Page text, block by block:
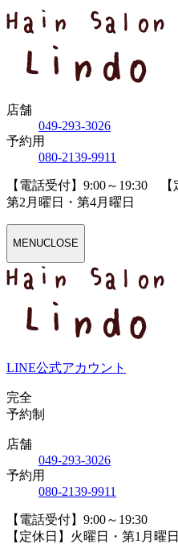
店舗
049-293-3026
予約用
080-2139-9911
【電話受付】9:00～19:30
第2月曜日・第4月曜日
MENUCLOSE
LINE公式アカウント
完全
予約制
店舗
049-293-3026
予約用
080-2139-9911
【電話受付】9:00～19:30
【定休日】火曜日・第1月曜